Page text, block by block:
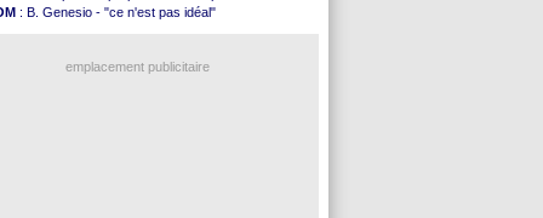
Atletico: Almada rejoint River Plate (off.)
Monaco : Camara a la cote en Angleterre
: ça négocie avec le Barça pour Torres
: B. Genesio - "ce n'est pas idéal"
emplacement publicitaire